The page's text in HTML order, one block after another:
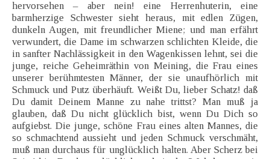
hervorsehen – aber nein! eine Herrenhuterin, eine
barmherzige Schwester sieht heraus, mit edlen Zügen,
dunkeln Augen, mit freundlicher Miene; und man erfährt
verwundert, die Dame im schwarzen schlichten Kleide, die
in sanfter Nachlässigkeit in den Wagenkissen lehnt, sei die
junge, reiche Geheimräthin von Meining, die Frau eines
unserer berühmtesten Männer, der sie unaufhörlich mit
Schmuck und Putz überhäuft. Weißt Du, lieber Schatz! daß
Du damit Deinem Manne zu nahe trittst? Man muß ja
glauben, daß Du nicht glücklich bist, wenn Du Dich so
aufgiebst. Die junge, schöne Frau eines alten Mannes, die
so schmachtend aussieht und jeden Schmuck verschmäht,
muß man durchaus für unglücklich halten. Aber Scherz bei